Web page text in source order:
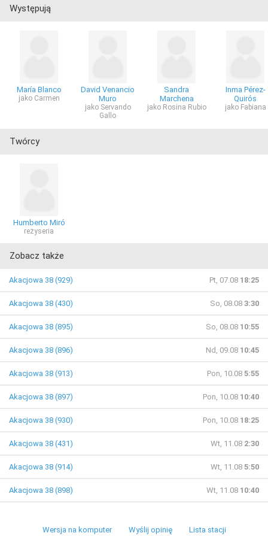
Występują
María Blanco
jako Carmen
David Venancio
Muro
jako Servando
Gallo
Sandra
Marchena
jako Rosina Rubio
Inma Pérez-
Quirós
jako Fabiana
Twórcy
Humberto Miró
reżyseria
Zobacz także
Akacjowa 38 (929) Pt, 07.08 18:25
Akacjowa 38 (430) So, 08.08 3:30
Akacjowa 38 (895) So, 08.08 10:55
Akacjowa 38 (896) Nd, 09.08 10:45
Akacjowa 38 (913) Pon, 10.08 5:55
Akacjowa 38 (897) Pon, 10.08 10:40
Akacjowa 38 (930) Pon, 10.08 18:25
Akacjowa 38 (431) Wt, 11.08 2:30
Akacjowa 38 (914) Wt, 11.08 5:50
Akacjowa 38 (898) Wt, 11.08 10:40
Wersja na komputer Wyślij opinię Lista stacji